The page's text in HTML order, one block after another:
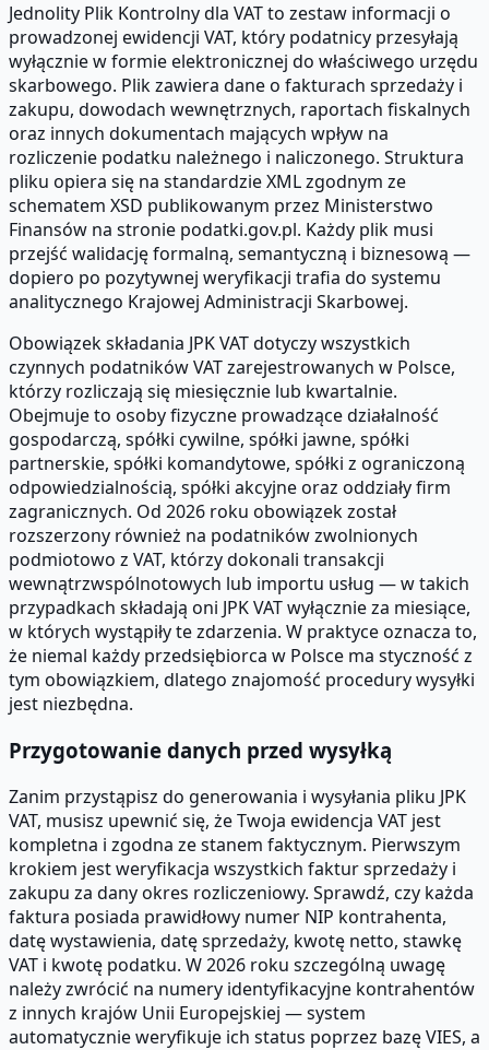
Jednolity Plik Kontrolny dla VAT to zestaw informacji o
prowadzonej ewidencji VAT, który podatnicy przesyłają
wyłącznie w formie elektronicznej do właściwego urzędu
skarbowego. Plik zawiera dane o fakturach sprzedaży i
zakupu, dowodach wewnętrznych, raportach fiskalnych
oraz innych dokumentach mających wpływ na
rozliczenie podatku należnego i naliczonego. Struktura
pliku opiera się na standardzie XML zgodnym ze
schematem XSD publikowanym przez Ministerstwo
Finansów na stronie podatki.gov.pl. Każdy plik musi
przejść walidację formalną, semantyczną i biznesową —
dopiero po pozytywnej weryfikacji trafia do systemu
analitycznego Krajowej Administracji Skarbowej.
Obowiązek składania JPK VAT dotyczy wszystkich
czynnych podatników VAT zarejestrowanych w Polsce,
którzy rozliczają się miesięcznie lub kwartalnie.
Obejmuje to osoby fizyczne prowadzące działalność
gospodarczą, spółki cywilne, spółki jawne, spółki
partnerskie, spółki komandytowe, spółki z ograniczoną
odpowiedzialnością, spółki akcyjne oraz oddziały firm
zagranicznych. Od 2026 roku obowiązek został
rozszerzony również na podatników zwolnionych
podmiotowo z VAT, którzy dokonali transakcji
wewnątrzwspólnotowych lub importu usług — w takich
przypadkach składają oni JPK VAT wyłącznie za miesiące,
w których wystąpiły te zdarzenia. W praktyce oznacza to,
że niemal każdy przedsiębiorca w Polsce ma styczność z
tym obowiązkiem, dlatego znajomość procedury wysyłki
jest niezbędna.
Przygotowanie danych przed wysyłką
Zanim przystąpisz do generowania i wysyłania pliku JPK
VAT, musisz upewnić się, że Twoja ewidencja VAT jest
kompletna i zgodna ze stanem faktycznym. Pierwszym
krokiem jest weryfikacja wszystkich faktur sprzedaży i
zakupu za dany okres rozliczeniowy. Sprawdź, czy każda
faktura posiada prawidłowy numer NIP kontrahenta,
datę wystawienia, datę sprzedaży, kwotę netto, stawkę
VAT i kwotę podatku. W 2026 roku szczególną uwagę
należy zwrócić na numery identyfikacyjne kontrahentów
z innych krajów Unii Europejskiej — system
automatycznie weryfikuje ich status poprzez bazę VIES, a